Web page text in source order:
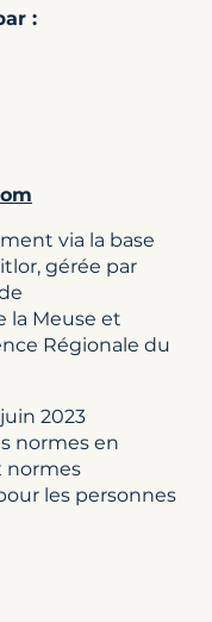
:
via la base
gérée par
la Meuse et
Régionale du
2023
normes en
normes
les personnes